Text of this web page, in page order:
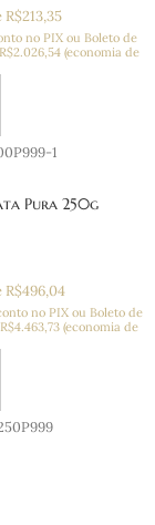
no PIX ou Boleto de
R$2.026,54 (economia de
carrinho
1
Pura 250g
R$496,04
no PIX ou Boleto de
R$4.463,73 (economia de
carrinho